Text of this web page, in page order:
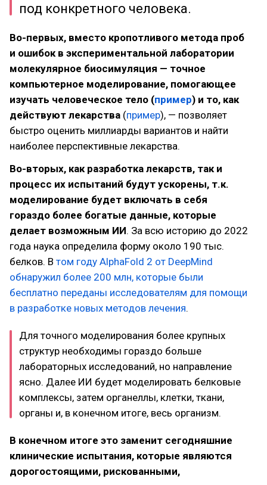
под конкретного человека.
Во-первых, вместо кропотливого метода проб
и ошибок в экспериментальной лаборатории
молекулярное биосимуляция — точное
компьютерное моделирование, помогающее
изучать человеческое тело (пример) и то, как
действуют лекарства (пример), — позволяет
быстро оценить миллиарды вариантов и найти
наиболее перспективные лекарства.
Во-вторых, как разработка лекарств, так и
процесс их испытаний будут ускорены, т.к.
моделирование будет включать в себя
гораздо более богатые данные, которые
делает возможным ИИ. За всю историю до 2022
года наука определила форму около 190 тыс.
белков. В том году AlphaFold 2 от DeepMind
обнаружил более 200 млн, которые были
бесплатно переданы исследователям для помощи
в разработке новых методов лечения.
Для точного моделирования более крупных
структур необходимы гораздо больше
лабораторных исследований, но направление
ясно. Далее ИИ будет моделировать белковые
комплексы, затем органеллы, клетки, ткани,
органы и, в конечном итоге, весь организм.
В конечном итоге это заменит сегодняшние
клинические испытания, которые являются
дорогостоящими, рискованными,